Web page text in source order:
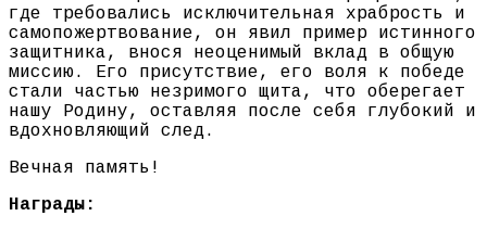
где требовались исключительная храбрость и
самопожертвование, он явил пример истинного
защитника, внося неоценимый вклад в общую
миссию. Его присутствие, его воля к победе
стали частью незримого щита, что оберегает
нашу Родину, оставляя после себя глубокий и
вдохновляющий след.
Вечная память!
Награды: